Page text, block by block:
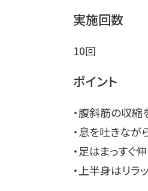
実施回数
10回
ポイント
・腹斜筋の収縮
・息を吐きなが
・足はまっすぐ
・上半身はリラ